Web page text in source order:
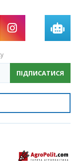
ПІДПИСАТИСЯ